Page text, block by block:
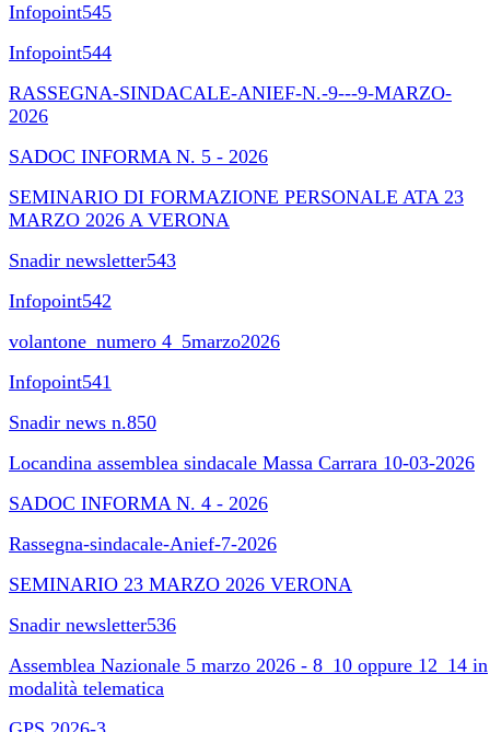
Infopoint545
Infopoint544
RASSEGNA-SINDACALE-ANIEF-N.-9---9-MARZO-
2026
SADOC INFORMA N. 5 - 2026
SEMINARIO DI FORMAZIONE PERSONALE ATA 23
MARZO 2026 A VERONA
Snadir newsletter543
Infopoint542
volantone_numero 4_5marzo2026
Infopoint541
Snadir news n.850
Locandina assemblea sindacale Massa Carrara 10-03-2026
SADOC INFORMA N. 4 - 2026
Rassegna-sindacale-Anief-7-2026
SEMINARIO 23 MARZO 2026 VERONA
Snadir newsletter536
Assemblea Nazionale 5 marzo 2026 - 8_10 oppure 12_14 in
modalità telematica